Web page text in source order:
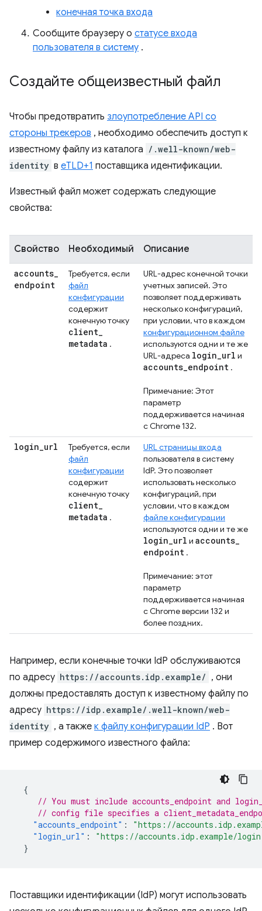
конечная точка входа
Сообщите браузеру о статусе входа
пользователя в систему .
Создайте общеизвестный файл
Чтобы предотвратить злоупотребление API со
стороны трекеров , необходимо обеспечить доступ к
известному файлу из каталога /.well-known/web-
identity в eTLD+1 поставщика идентификации.
Известный файл может содержать следующие
свойства:
Свойство Необходимый Описание
accounts_
endpoint
Требуется, если
файл
конфигурации
содержит
конечную точку
client_
metadata .
URL-адрес конечной точки
учетных записей. Это
позволяет поддерживать
несколько конфигураций,
при условии, что в каждом
конфигурационном файле
используются одни и те же
URL-адреса login_url и
accounts_endpoint .
Примечание: Этот
параметр
поддерживается начиная
с Chrome 132.
login_url
Требуется, если
файл
конфигурации
содержит
конечную точку
client_
metadata .
URL страницы входа
пользователя в систему
IdP. Это позволяет
использовать несколько
конфигураций, при
условии, что в каждом
файле конфигурации
используются одни и те же
login_url и accounts_
endpoint .
Примечание: этот
параметр
поддерживается начиная
с Chrome версии 132 и
более поздних.
Например, если конечные точки IdP обслуживаются
по адресу https://accounts.idp.example/ , они
должны предоставлять доступ к известному файлу по
адресу https://idp.example/.well-known/web-
identity , а также к файлу конфигурации IdP . Вот
пример содержимого известного файла:
{
// You must include accounts_endpoint and
// config file specifies a
"accounts_endpoint" :
"https://
"login_url" :
"https://accounts.idp.example/
}
Поставщики идентификации (IdP) могут использовать